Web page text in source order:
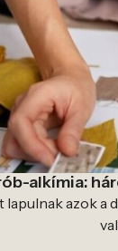
alkímia:
azok a